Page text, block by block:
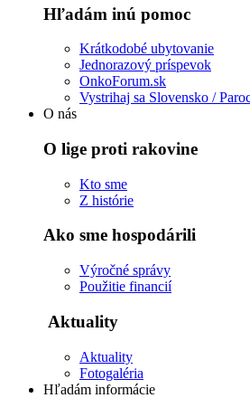
Hľadám inú pomoc
Krátkodobé ubytovanie
Jednorazový príspevok
OnkoForum.sk
Vystrihaj sa Slovensko /
O nás
O lige proti rakovine
Kto sme
Z histórie
Ako sme hospodárili
Výročné správy
Použitie financií
Aktuality
Aktuality
Fotogaléria
Hľadám informácie